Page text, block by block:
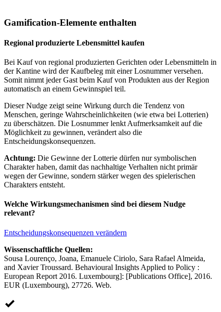
Gamification-Elemente enthalten
Regional produzierte Lebensmittel kaufen
Bei Kauf von regional produzierten Gerichten oder Lebensmitteln in
der Kantine wird der Kaufbeleg mit einer Losnummer versehen.
Somit nimmt jeder Gast beim Kauf von Produkten aus der Region
automatisch an einem Gewinnspiel teil.
Dieser Nudge zeigt seine Wirkung durch die Tendenz von
Menschen, geringe Wahrscheinlichkeiten (wie etwa bei Lotterien)
zu überschätzen. Die Losnummer lenkt Aufmerksamkeit auf die
Möglichkeit zu gewinnen, verändert also die
Entscheidungskonsequenzen.
Achtung: Die Gewinne der Lotterie dürfen nur symbolischen
Charakter haben, damit das nachhaltige Verhalten nicht primär
wegen der Gewinne, sondern stärker wegen des spielerischen
Charakters entsteht.
Welche Wirkungsmechanismen sind bei diesem Nudge
relevant?
Entscheidungskonsequenzen verändern
Wissenschaftliche Quellen:
Sousa Lourenço, Joana, Emanuele Ciriolo, Sara Rafael Almeida,
and Xavier Troussard. Behavioural Insights Applied to Policy :
European Report 2016. Luxembourg]: [Publications Office], 2016.
EUR (Luxembourg), 27726. Web.